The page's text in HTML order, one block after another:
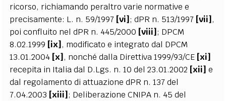
ricorso, richiamando peraltro varie normative e
precisamente: L. n. 59/1997 [vi]; dPR n. 513/1997 [vii],
poi confluito nel dPR n. 445/2000 [viii]; DPCM
8.02.1999 [ix], modificato e integrato dal DPCM
13.01.2004 [x], nonché dalla Direttiva 1999/93/CE [xi]
recepita in Italia dal D.Lgs. n. 10 del 23.01.2002 [xii]e
dal regolamento di attuazione dPR n. 137 del
7.04.2003 [xiii]; Deliberazione CNIPA n. 45 del